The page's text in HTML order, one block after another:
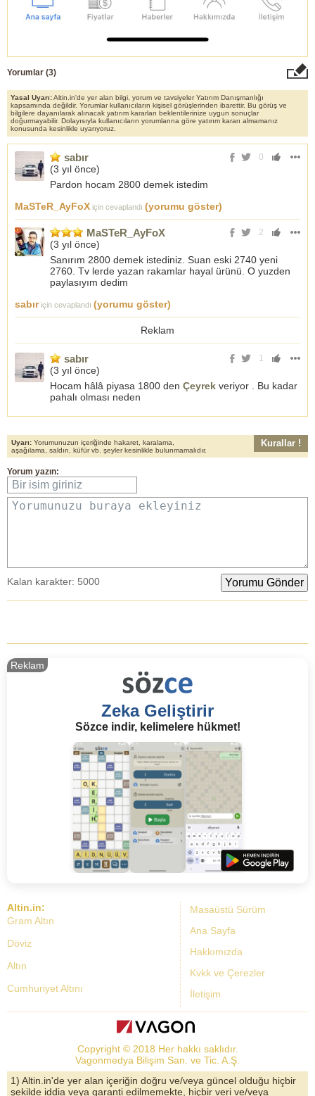
Yorumlar (3)
Yasal Uyarı:Altin.in'de yer alan bilgi, yorum ve tavsiyeler Yatırım Danışmanlığı
kapsamında değildir. Yorumlar kullanıcıların kişisel görüşlerinden ibarettir. Bu görüş ve
bilgilere dayanılarak alınacak yatırım kararları beklentilerinize uygun sonuçlar
doğurmayabilir. Dolayısıyla kullanıcıların yorumlarına göre yatırım kararı almamanız
konusunda kesinlikle uyarıyoruz.
0
sabır
(3 yıl önce)
Pardon hocam 2800 demek istedim
MaSTeR_AyFoX için cevaplandı (yorumu göster)
2
MaSTeR_AyFoX
(3 yıl önce)
Sanırım 2800 demek istediniz. Suan eski 2740 yeni
2760. Tv lerde yazan rakamlar hayal ürünü. O yuzden
paylasıyım dedim
sabıriçin cevaplandı (yorumu göster)
Reklam
1
sabır
(3 yıl önce)
Hocam hâlâ piyasa 1800 den Çeyrek veriyor . Bu kadar
pahalı olması neden
Uyarı: Yorumunuzun içeriğinde hakaret, karalama,
aşağılama, saldırı, küfür vb. şeyler kesinlikle bulunmamalıdır.
Kurallar !
Yorum yazın:
Bir isim giriniz
Yorumunuzu buraya ekleyiniz
Kalan karakter: 5000
Zeka Geliştirir
Sözce indir, kelimelere hükmet!
Reklam
Masaüstü Sürüm
Ana Sayfa
Hakkımızda
Kvkk ve Çerezler
İletişim
Altin.in:
Gram Altın
Döviz
Altın
Cumhuriyet Altını
Dolar Kuru
Altın Yorumları
Copyright © 2018 Her hakkı saklıdır.
Vagonmedya Bilişim San. ve Tic. A.Ş.
1) Altin.in'de yer alan içeriğin doğru ve/veya güncel olduğu hiçbir
şekilde iddia veya garanti edilmemekte, hiçbir veri ve/veya